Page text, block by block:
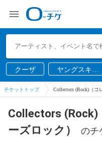
クーザ
ヤングスキニ
ー
チケットトップ Collectors (Rock)（コ
Collectors (Rock)
ーズロック）
のチ